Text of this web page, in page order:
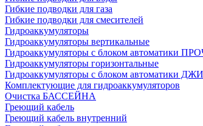
Гибкие подводки для газа
Гибкие подводки для смесителей
Гидроаккумуляторы
Гидроаккумуляторы вертикальные
Гидроаккумуляторы с блоком автоматики
Гидроаккумуляторы горизонтальные
Гидроаккумуляторы с блоком автоматики
Комплектующие для гидроаккумуляторов
Очистка БАССЕЙНА
Греющий кабель
Греющий кабель внутренний